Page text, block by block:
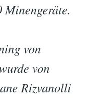
Minengeräte.
von
von
Rizvanolli